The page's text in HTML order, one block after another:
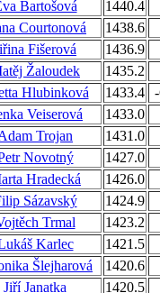
Bartošová
1440.4
Courtonová
1438.6
Fišerová
1436.9
Žaloudek
1435.2
Hlubinková 1433.4
Veiserová
1433.0
Trojan
1431.0
Novotný
1427.0
Hradecká
1426.0
Sázavský
1424.9
Trmal
1423.2
Karlec
1421.5
Šlejharová
1420.6
Jiří Janatka
1420.5